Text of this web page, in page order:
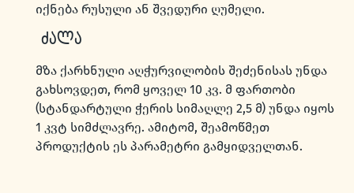
იქნება რუსული ან შვედური ღუმელი.
ძალა
მზა ქარხნული აღჭურვილობის შეძენისას უნდა
გახსოვდეთ, რომ ყოველ 10 კვ. მ ფართობი
(სტანდარტული ჭერის სიმაღლე 2,5 მ) უნდა იყოს
1 კვტ სიმძლავრე. ამიტომ, შეამოწმეთ
პროდუქტის ეს პარამეტრი გამყიდველთან.